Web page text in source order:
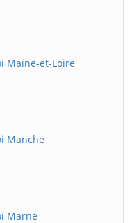
Maine-et-Loire
Manche
Marne